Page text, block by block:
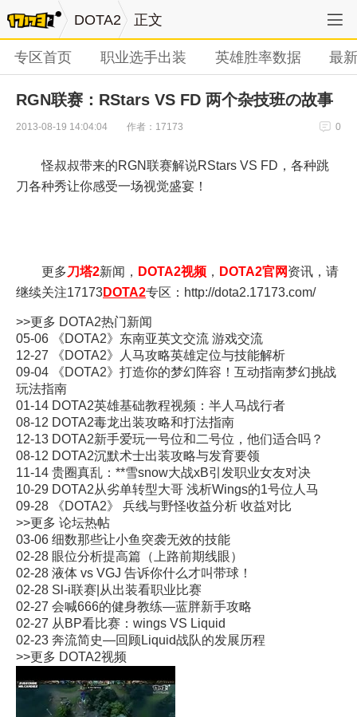
DOTA2 正文
专区首页 职业选手出装 英雄胜率数据 最
RGN联赛：RStars VS FD 两个杂技班の故事
2013-08-19 14:04:04 作者：17173 0
怪叔叔带来的RGN联赛解说RStars VS FD，各种跳
刀各种秀让你感受一场视觉盛宴！
更多刀塔2新闻， DOTA2视频 ， DOTA2官网资讯，请
继续关注17173DOTA2专区： http://dota2.17173.com/
>>更多 DOTA2热门新闻
05-06
《DOTA2》东南亚英文交流 游戏交流
12-27
《DOTA2》人马攻略英雄定位与技能解析
09-04
《DOTA2》打造你的梦幻阵容！互动指南梦幻挑战
玩法指南
01-14 DOTA2英雄基础教程视频：半人马战行者
08-12 DOTA2毒龙出装攻略和打法指南
12-13 DOTA2新手爱玩一号位和二号位，他们适合吗？
08-12 DOTA2沉默术士出装攻略与发育要领
11-14 贵圈真乱：**雪snow大战xB引发职业女友对决
10-29 DOTA2从劣单转型大哥 浅析Wings的1号位人马
09-28
《DOTA2》 兵线与野怪收益分析 收益对比
>>更多 论坛热帖
03-06 细数那些让小鱼突袭无效的技能
02-28 眼位分析提高篇（上路前期线眼）
02-28 液体 vs VGJ 告诉你什么才叫带球！
02-28 Sl-i联赛|从出装看职业比赛
02-27 会喊666的健身教练—蓝胖新手攻略
02-27 从BP看比赛：wings VS Liquid
02-23 奔流简史—回顾Liquid战队的发展历程
>>更多 DOTA2视频